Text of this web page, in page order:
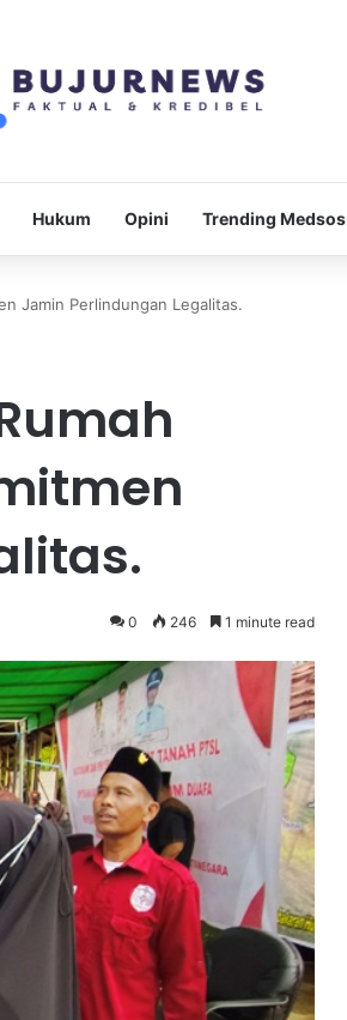
Hukum Opini Trending Medsos
Jamin Perlindungan Legalitas.
0 246 1 minute read